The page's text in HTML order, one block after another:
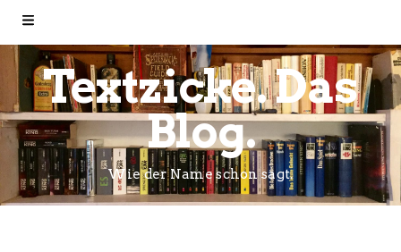
Textzicke. Das
Blog.
Wie der Name schon sagt.